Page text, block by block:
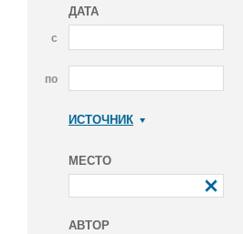
ДАТА
с
по
ИСТОЧНИК
МЕСТО
АВТОР